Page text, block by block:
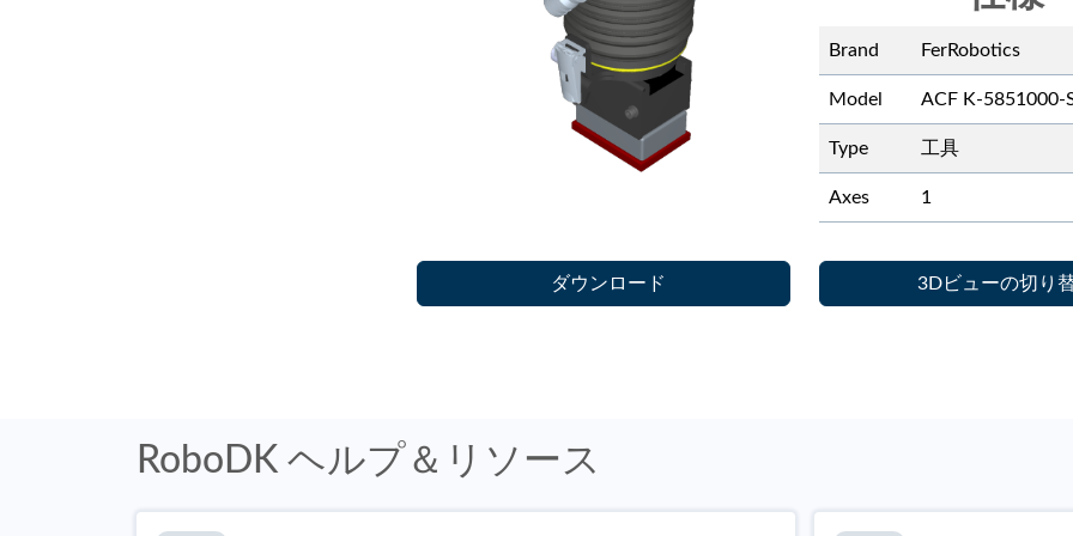
Brand FerRobotics
Model ACF K-5851000-
Type 工具
Axes 1
ダウンロード 3Dビューの切り
RoboDK ヘルプ＆リソース